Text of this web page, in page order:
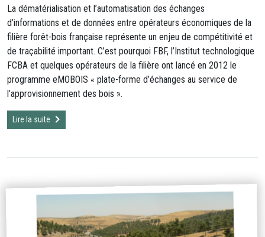
La dématérialisation et l’automatisation des échanges
d’informations et de données entre opérateurs économiques de la
filière forêt-bois française représente un enjeu de compétitivité et
de traçabilité important. C’est pourquoi FBF, l’Institut technologique
FCBA et quelques opérateurs de la filière ont lancé en 2012 le
programme eMOBOIS « plate-forme d’échanges au service de
l’approvisionnement des bois ».
Lire la suite